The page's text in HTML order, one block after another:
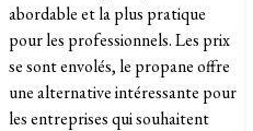
abordable et la plus pratique
pour les professionnels. Les prix
se sont envolés, le propane offre
une alternative intéressante pour
les entreprises qui souhaitent